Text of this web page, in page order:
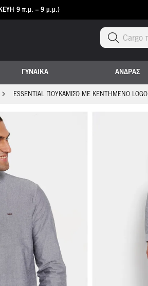
9 π.μ. – 9 μ.μ.)
Α
ΓΥΝΑΙΚΑ ΑΝΔΡΑΣ
ESSENTIAL ΠΟΥΚΆΜΙΣΟ ΜΕ ΚΕΝΤΗΜΈΝΟ LOGO